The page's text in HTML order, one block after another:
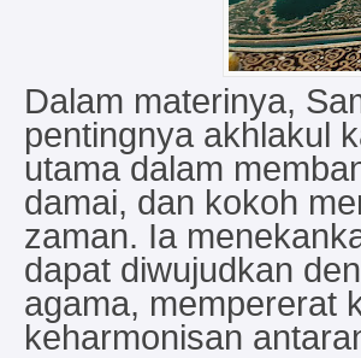
Dalam materinya,
pentingnya akhlakul
utama dalam
damai, dan kokoh
zaman. Ia
dapat diwujudkan
agama, mempererat
keharmonisan